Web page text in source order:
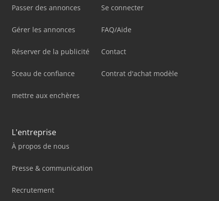
Passer des annonces
Gérer les annonces
Réserver de la publicité
Sceau de confiance
mettre aux enchères
Se connecter
FAQ/Aide
Contact
Contrat d'achat modèle
L'entreprise
À propos de nous
Presse & communication
Recrutement